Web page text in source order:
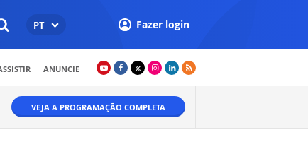
PT Fazer login
ANUNCIE
VEJA A PROGRAMAÇÃO COMPLETA